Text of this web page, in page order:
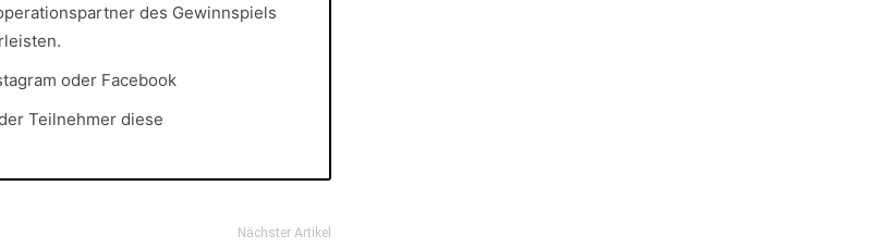
des Gewinnspiels
oder Facebook
Teilnehmer diese
Nächster Artikel